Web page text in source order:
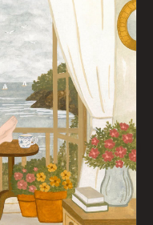
রাজি থাকলে আমরা বিজ্ঞাপন ও
আপনাদের কাজে লাগছে।
প্রাইভেসি নীতি
সাহায্য?